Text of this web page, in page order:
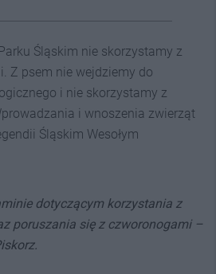
Śląskim nie skorzystamy z
Z psem nie wejdziemy do
i nie skorzystamy z
i wnoszenia zwierząt
Śląskim Wesołym
dotyczącym korzystania z
poruszania się z czworonogami –